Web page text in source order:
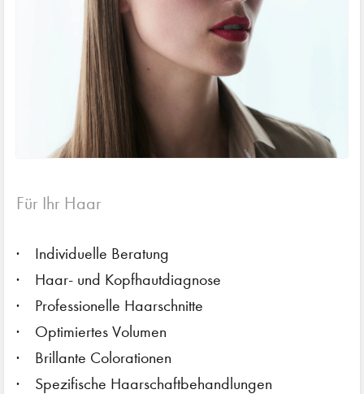
Für Ihr Haar
Individuelle Beratung
Haar- und Kopfhautdiagnose
Professionelle Haarschnitte
Optimiertes Volumen
Brillante Colorationen
Spezifische Haarschaftbehandlungen